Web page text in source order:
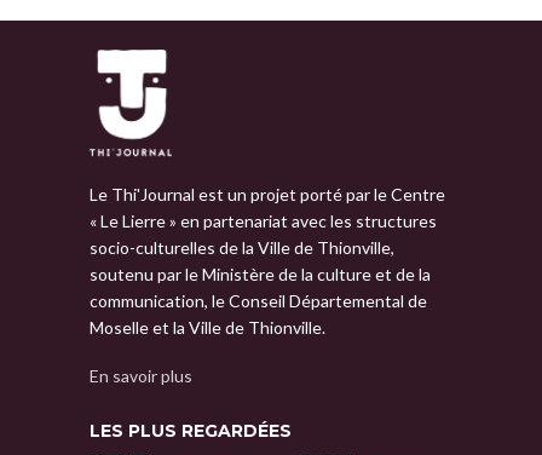
Le Thi'Journal est un projet porté par le Centre
« Le Lierre » en partenariat avec les structures
socio-culturelles de la Ville de Thionville,
soutenu par le Ministère de la culture et de la
communication, le Conseil Départemental de
Moselle et la Ville de Thionville.
En savoir plus
LES PLUS REGARDÉES